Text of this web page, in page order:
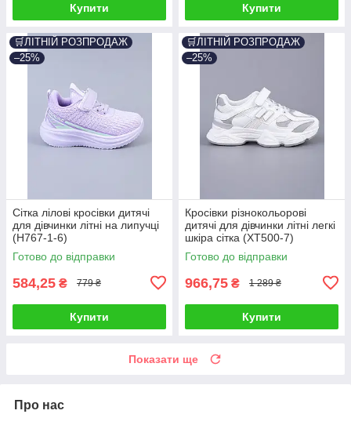
Купити Купити
🛒ЛІТНІЙ РОЗПРОДАЖ
–25%
Сітка лілові кросівки дитячі
для дівчинки літні на липучці
(H767-1-6)
Готово до відправки
584,25 ₴ 779 ₴
Купити
🛒ЛІТНІЙ РОЗПРОДАЖ
–25%
Кросівки різнокольорові
дитячі для дівчинки літні легкі
шкіра сітка (XT500-7)
Готово до відправки
966,75 ₴ 1 289 ₴
Купити
Показати ще
Про нас